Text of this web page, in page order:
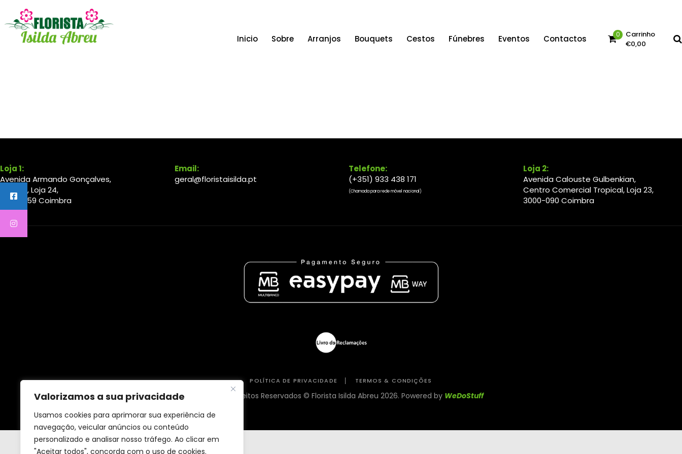
Valorizamos a sua privacidade
Usamos cookies para aprimorar sua experiência de
navegação, veicular anúncios ou conteúdo
personalizado e analisar nosso tráfego. Ao clicar em
"Aceitar todos", concorda com o uso de cookies.
Inicio Sobre Arranjos Bouquets Cestos Fúnebres Eventos Contactos 0
Carrinho
€0,00
Loja 1:
Avenida Armando Gonçalves,
Lote 20, Loja 24,
3000-
059 Coimbra
Email:
geral@floristaisilda.pt
Telefone:
(+351) 933 438 171
(Chamada para rede móvel nacional)
Loja 2:
Avenida Calouste Gulbenkian,
Centro Comercial Tropical, Loja 23,
3000-090 Coimbra
POLÍTICA DE PRIVACIDADE TERMOS & CONDIÇÕES
Todos os direitos Reservados © Florista Isilda Abreu 2026. Powered by WeDoStuff